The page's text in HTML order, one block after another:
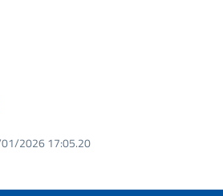
2026 17:05.20